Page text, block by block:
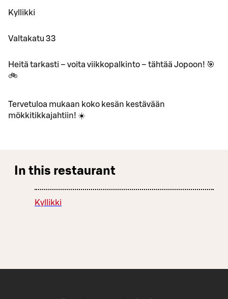
Kyllikki
Valtakatu 33
Heitä tarkasti – voita viikkopalkinto – tähtää Jopoon! 🎯
🚲
Tervetuloa mukaan koko kesän kestävään
mökkitikkajahtiin! ☀️
In this restaurant
Kyllikki